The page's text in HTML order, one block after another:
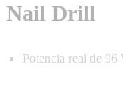
Nail Drill
Potencia real de